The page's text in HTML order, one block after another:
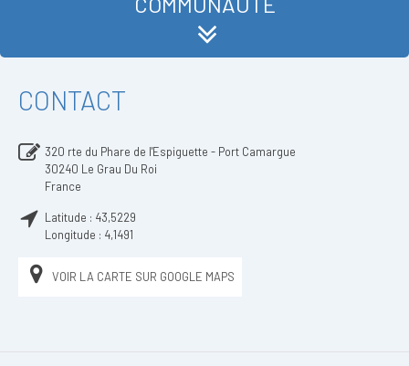
CONTACT
320 rte du Phare de l'Espiguette - Port Camargue
30240 Le Grau Du Roi
France
Latitude : 43,5229
Longitude : 4,1491
VOIR LA CARTE SUR GOOGLE MAPS